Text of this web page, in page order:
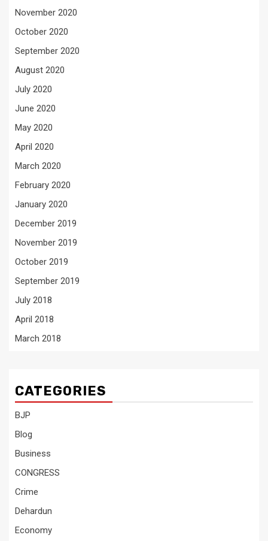
November 2020
October 2020
September 2020
August 2020
July 2020
June 2020
May 2020
April 2020
March 2020
February 2020
January 2020
December 2019
November 2019
October 2019
September 2019
July 2018
April 2018
March 2018
CATEGORIES
BJP
Blog
Business
CONGRESS
Crime
Dehardun
Economy